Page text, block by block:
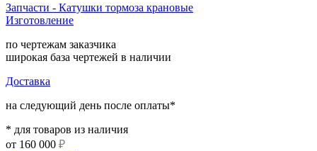
Запчасти - Катушки тормоза крановые
Изготовление
по чертежам заказчика
широкая база чертежей в наличии
Доставка
на следующий день после оплаты*
* для товаров из наличия
от 160 000 ₽